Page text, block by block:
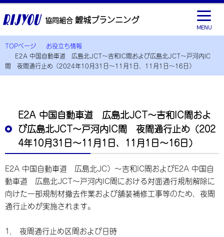
協同組合 鯉城プランニング
TOPページ
お役立ち情報
E2A 中国自動車道 広島北JCT～吉和IC間および広島北JCT～戸河内IC
間 夜間通行止め（2024年10月31日～11月1日、11月1日～16日）
E2A 中国自動車道 広島北JCT～吉和IC間およ
び広島北JCT～戸河内IC間 夜間通行止め（202
4年10月31日～11月1日、11月1日～16日）
E2A 中国自動車道 広島北JC）～吉和IC間およびE2A 中国自
動車道 広島北JCT～戸河内IC間における対面通行規制解除に
向けた一部規制材撤去作業および舗装補修工事等のため、夜間
通行止めが実施されます。
1． 夜間通行止め区間および日時
MENU